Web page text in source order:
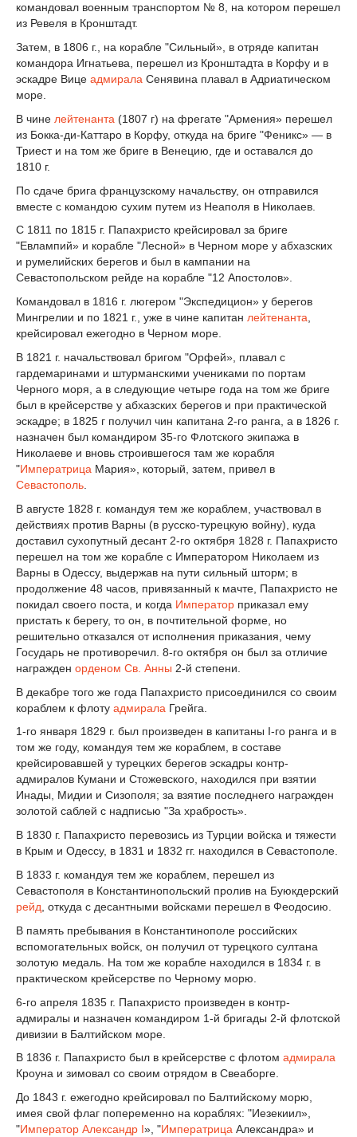
командовал военным транспортом № 8, на котором перешел
из Ревеля в Кронштадт.
Затем, в 1806 г., на корабле "Сильный», в отряде капитан
командора Игнатьева, перешел из Кронштадта в Корфу и в
эскадре Вице адмирала Сенявина плавал в Адриатическом
море.
В чине лейтенанта (1807 г) на фрегате "Армения» перешел
из Бокка-ди-Каттаро в Корфу, откуда на бриге "Феникс» — в
Триест и на том же бриге в Венецию, где и оставался до
1810 г.
По сдаче брига французскому начальству, он отправился
вместе с командою сухим путем из Неаполя в Николаев.
С 1811 по 1815 г. Папахристо крейсировал за бриге
"Евлампий» и корабле "Лесной» в Черном море у абхазских
и румелийских берегов и был в кампании на
Севастопольском рейде на корабле "12 Апостолов».
Командовал в 1816 г. люгером "Экспедицион» у берегов
Мингрелии и по 1821 г., уже в чине капитан лейтенанта
крейсировал ежегодно в Черном море.
В 1821 г. начальствовал бригом "Орфей», плавал с
гардемаринами и штурманскими учениками по портам
Черного моря, а в следующие четыре года на том же бриге
был в крейсерстве у абхазских берегов и при практической
эскадре; в 1825 г получил чин капитана 2-го ранга, а в 1826 г.
назначен был командиром 35-го Флотского экипажа в
Николаеве и вновь строившегося там же корабля
"Императрица Мария», который, затем, привел в
Севастополь
В августе 1828 г. командуя тем же кораблем, участвовал в
действиях против Варны (в русско-турецкую войну), куда
доставил сухопутный десант 2-го октября 1828 г. Папахристо
перешел на том же корабле с Императором Николаем из
Варны в Одессу, выдержав на пути сильный шторм; в
продолжение 48 часов, привязанный к мачте, Папахристо не
покидал своего поста, и когда Император приказал ему
пристать к берегу, то он, в почтительной форме, но
решительно отказался от исполнения приказания, чему
Государь не противоречил. 8-го октября он был за отличие
награжден орденом Св. Анны 2-й степени.
В декабре того же года Папахристо присоединился со своим
кораблем к флоту адмирала Грейга.
1-го января 1829 г. был произведен в капитаны I-го ранга и в
том же году, командуя тем же кораблем, в составе
крейсировавшей у турецких берегов эскадры контр-
адмиралов Кумани и Стожевского, находился при взятии
Инады, Мидии и Сизополя; за взятие последнего награжден
золотой саблей с надписью "За храбрость».
В 1830 г. Папахристо перевозись из Турции войска и тяжести
в Крым и Одессу, в 1831 и 1832 гг. находился в Севастополе.
В 1833 г. командуя тем же кораблем, перешел из
Севастополя в Константинопольский пролив на Буюкдерский
рейд , откуда с десантными войсками перешел в Феодосию.
В память пребывания в Константинополе российских
вспомогательных войск, он получил от турецкого султана
золотую медаль. На том же корабле находился в 1834 г. в
практическом крейсерстве по Черному морю.
6-го апреля 1835 г. Папахристо произведен в контр-
адмиралы и назначен командиром 1-й бригады 2-й флотской
дивизии в Балтийском море.
В 1836 г. Папахристо был в крейсерстве с флотом адмирала
Кроуна и зимовал со своим отрядом в Свеаборге.
До 1843 г. ежегодно крейсировал по Балтийскому морю,
имея свой флаг попеременно на кораблях: "Иезекиил»,
"Император Александр I», "Императрица Александра» и